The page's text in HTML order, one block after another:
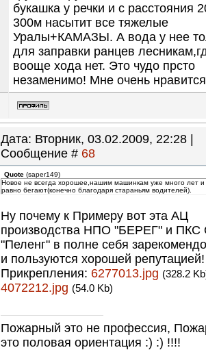
букашка у речки и с расстояния
300м насытит все тяжелые
Уралы+КАМАЗЫ. А вода у нее
для заправки ранцев
вооще хода нет. Это чудо прсто
незаменимо! Мне очень
Дата: Вторник, 03.02.2009, 22:28 |
Сообщение # 68
Quote (saper149)
Новое не всегда хорошее,нашим машинкам уже много лет и
равно бегают(конечно благодаря стараньям водителей).
Ну почему к Примеру вот эта АЦ
производства НПО "БЕРЕГ" и
"Пеленг" в полне себя
и пользуются хорошей репутацией!
Прикрепления: 6277013.jpg (328.2
4072212.jpg (54.0 Kb)
Пожарный это не профессия,
это половая ориентация :) :) !!!!